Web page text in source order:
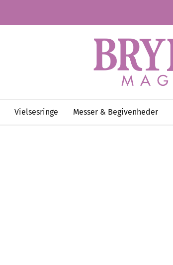
Vielsesringe Messer & Begivenheder